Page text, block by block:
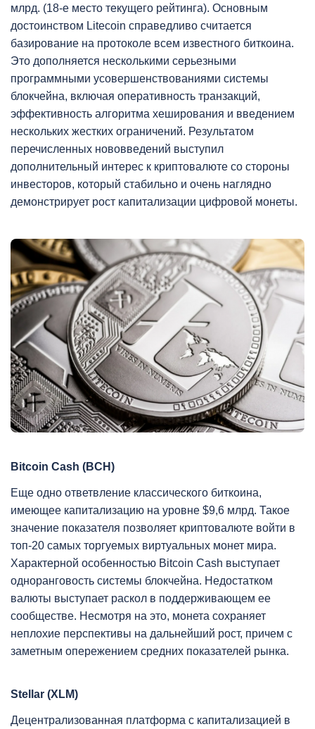
млрд. (18-е место текущего рейтинга). Основным
достоинством Litecoin справедливо считается
базирование на протоколе всем известного биткоина.
Это дополняется несколькими серьезными
программными усовершенствованиями системы
блокчейна, включая оперативность транзакций,
эффективность алгоритма хеширования и введением
нескольких жестких ограничений. Результатом
перечисленных нововведений выступил
дополнительный интерес к криптовалюте со стороны
инвесторов, который стабильно и очень наглядно
демонстрирует рост капитализации цифровой монеты.
Bitcoin Cash (BCH)
Еще одно ответвление классического биткоина,
имеющее капитализацию на уровне $9,6 млрд. Такое
значение показателя позволяет криптовалюте войти в
топ-20 самых торгуемых виртуальных монет мира.
Характерной особенностью Bitcoin Cash выступает
одноранговость системы блокчейна. Недостатком
валюты выступает раскол в поддерживающем ее
сообществе. Несмотря на это, монета сохраняет
неплохие перспективы на дальнейший рост, причем с
заметным опережением средних показателей рынка.
Stellar (XLM)
Децентрализованная платформа с капитализацией в